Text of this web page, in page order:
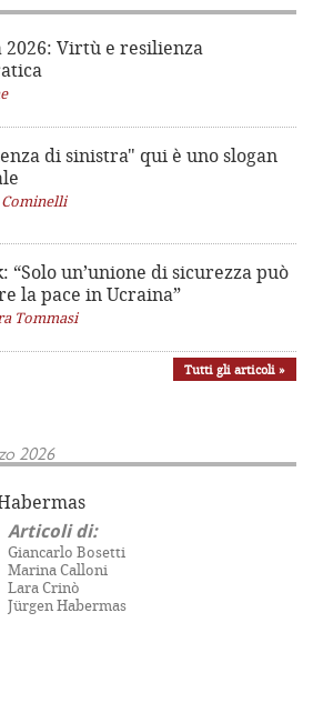
2026: Virtù e resilienza
di sinistra" qui è uno slogan
“Solo un’unione di sicurezza può
la pace in Ucraina”
Tommasi
Tutti gli articoli »
2026
Articoli di:
Giancarlo Bosetti
Marina Calloni
Lara Crinò
Jürgen Habermas